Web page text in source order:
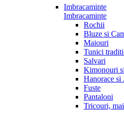
Imbracaminte
Imbracaminte
Rochii
Bluze si
Maiouri
Tunici
Salvari
Kimonouri
Hanorace si
Fuste
Pantaloni
Tricouri,